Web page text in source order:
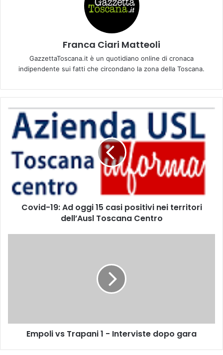
Franca Ciari Matteoli
GazzettaToscana.it è un quotidiano online di cronaca
indipendente sui fatti che circondano la zona della Toscana.
d
9
Covid-19: Ad oggi 15 casi positivi nei territori
dell’Ausl Toscana Centro
T
Empoli vs Trapani 1 - Interviste dopo gara